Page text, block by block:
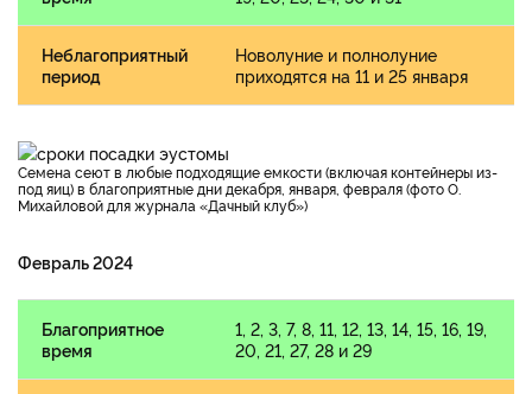
Неблагоприятный
период
Новолуние и полнолуние
приходятся на 11 и 25 января
Семена сеют в любые подходящие емкости (включая контейнеры из-
под яиц) в благоприятные дни декабря, января, февраля (фото О.
Михайловой для журнала «Дачный клуб»)
Февраль 2024
Благоприятное
время
1, 2, 3, 7, 8, 11, 12, 13, 14, 15, 16, 19,
20, 21, 27, 28 и 29